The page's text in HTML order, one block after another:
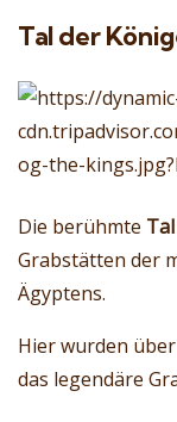
Tal der
Die berühmte
Grabstätten der
Ägyptens.
Hier wurden
das legendäre